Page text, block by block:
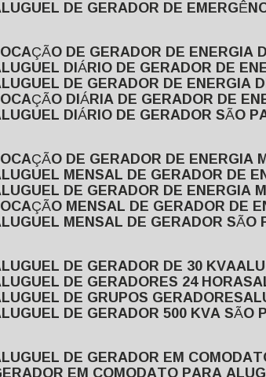
ALUGUEL DE GERADOR DE
LOCAÇÃO DE GERADOR DE ENERGIA
ALUGUEL DIÁRIO DE GERADOR DE
ALUGUEL DE GERADOR DE ENERGIA
LOCAÇÃO DIÁRIA DE GERADOR DE
ALUGUEL DIÁRIO DE GERADOR SÃO
LOCAÇÃO DE GERADOR DE ENERGIA
ALUGUEL MENSAL DE GERADOR DE
ALUGUEL DE GERADOR DE ENERGIA
LOCAÇÃO MENSAL DE GERADOR DE
ALUGUEL MENSAL DE GERADOR SÃO
ALUGUEL DE GERADOR DE 30 KVA
ALUGUEL DE GERADORES 24 HORAS
ALUGUEL DE GRUPOS GERADORES
ALUGUEL DE GERADOR 500 KVA SÃO
ALUGUEL DE GERADOR EM